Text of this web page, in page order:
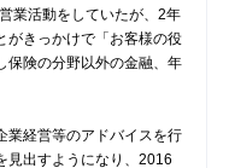
業活動をしていたが、2年
がきっかけで「お客様の役
保険の分野以外の金融、年
業経営等のアドバイスを行
見出すようになり、2016